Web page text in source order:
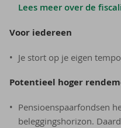
Lees meer over de
Voor iedereen
Je stort op je eigen
Potentieel hoger
Pensioenspaarfondsen
beleggingshorizon.